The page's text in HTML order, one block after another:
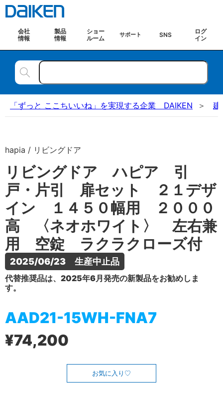
会社
情報
製品
情報
ショー
ルーム
サポート SNS
ログ
イン
「ずっと ここちいいね」を実現する企業 DAIKEN 建
hapia / リビングドア
リビングドア ハピア 引
戸・片引 扉セット ２１デザ
イン １４５０幅用 ２０００
高 〈ネオホワイト〉 左右兼
用 空錠 ラクラクローズ付
2025/06/23　生産中止品
代替推奨品は、2025年6月発売の新製品をお勧めしま
す。
AAD21-15WH-FNA7
¥74,200
お気に入り